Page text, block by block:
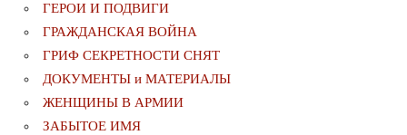
ГЕРОИ И ПОДВИГИ
ГРАЖДАНСКАЯ ВОЙНА
ГРИФ СЕКРЕТНОСТИ СНЯТ
ДОКУМЕНТЫ и МАТЕРИАЛЫ
ЖЕНЩИНЫ В АРМИИ
ЗАБЫТОЕ ИМЯ